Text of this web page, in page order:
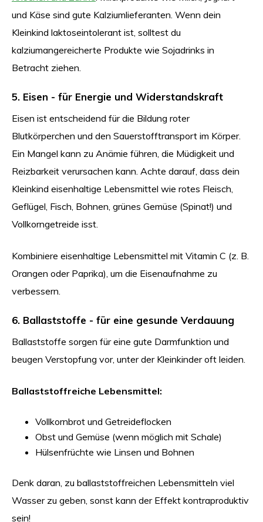
und Käse sind gute Kalziumlieferanten. Wenn dein
Kleinkind laktoseintolerant ist, solltest du
kalziumangereicherte Produkte wie Sojadrinks in
Betracht ziehen.
5. Eisen - für Energie und Widerstandskraft
Eisen ist entscheidend für die Bildung roter
Blutkörperchen und den Sauerstofftransport im Körper.
Ein Mangel kann zu Anämie führen, die Müdigkeit und
Reizbarkeit verursachen kann. Achte darauf, dass dein
Kleinkind eisenhaltige Lebensmittel wie rotes Fleisch,
Geflügel, Fisch, Bohnen, grünes Gemüse (Spinat!) und
Vollkorngetreide isst.
Kombiniere eisenhaltige Lebensmittel mit Vitamin C (z. B.
Orangen oder Paprika), um die Eisenaufnahme zu
verbessern.
6. Ballaststoffe - für eine gesunde Verdauung
Ballaststoffe sorgen für eine gute Darmfunktion und
beugen Verstopfung vor, unter der Kleinkinder oft leiden.
Ballaststoffreiche Lebensmittel:
Vollkornbrot und Getreideflocken
Obst und Gemüse (wenn möglich mit Schale)
Hülsenfrüchte wie Linsen und Bohnen
Denk daran, zu ballaststoffreichen Lebensmitteln viel
Wasser zu geben, sonst kann der Effekt kontraproduktiv
sein!